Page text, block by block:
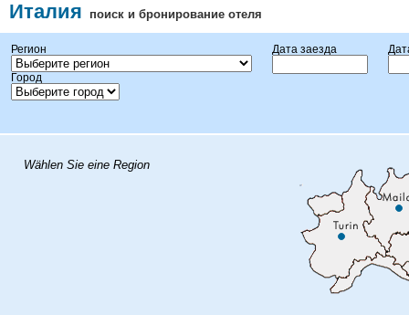
Италия поиск и бронирование отеля
Регион
Город
Дата заезда
Wählen Sie eine Region